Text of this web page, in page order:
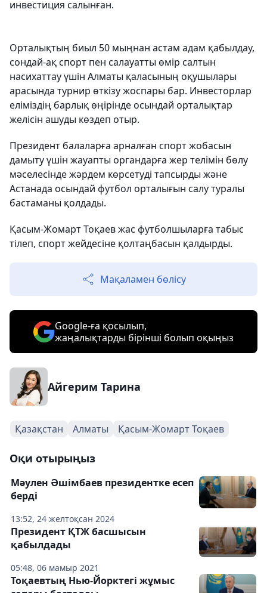
инвестиция салынған.
Орталықтың биыл 50 мыңнан астам адам қабылдау,
сондай-ақ спорт пен салауатты өмір салтын
насихаттау үшін Алматы қаласының оқушылары
арасында турнир өткізу жоспары бар. Инвесторлар
еліміздің барлық өңірінде осындай орталықтар
желісін ашуды көздеп отыр.
Президент балаларға арналған спорт жобасын
дамыту үшін жауапты органдарға жер телімін бөлу
мәселесінде жәрдем көрсетуді тапсырды және
Астанада осындай футбол орталығын салу туралы
бастаманы қолдады.
Қасым-Жомарт Тоқаев жас футболшыларға табыс
тілеп, спорт жейдесіне қолтаңбасын қалдырды.
Мақаламен бөлісу
Google-ға қосылып,
жаңалықтарды бірінші болып оқыңыз
Айгерим Тарина
Қазақстан Алматы Қасым-Жомарт Тоқаев
Оқи отырыңыз
13:52, 24 желтоқсан 2024
Мәулен Әшімбаев президентке есеп
берді
05:48, 06 мамыр 2021
Президент ҚТЖ басшысын
қабылдады
Тоқаевтың Нью-Йорктегі жұмыс